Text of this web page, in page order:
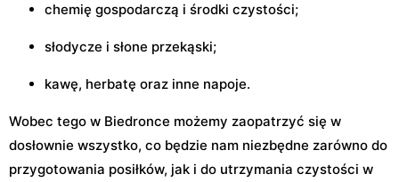
chemię gospodarczą i środki czystości;
słodycze i słone przekąski;
kawę, herbatę oraz inne napoje.
Wobec tego w Biedronce możemy zaopatrzyć się w
dosłownie wszystko, co będzie nam niezbędne zarówno do
przygotowania posiłków, jak i do utrzymania czystości w